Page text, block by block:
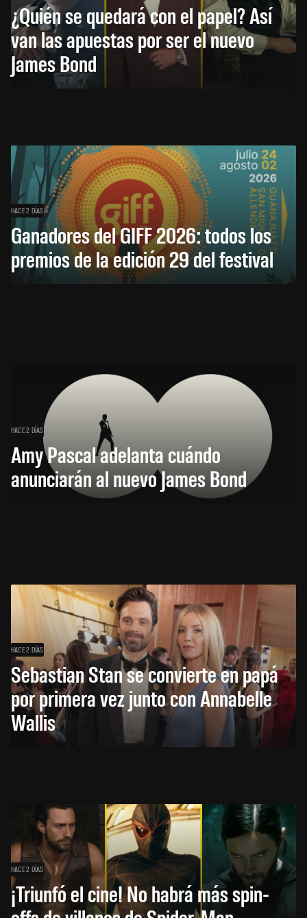
¿Quién se quedará con el papel? Así
van las apuestas por ser el nuevo
James Bond
HACE 2 DÍAS
Ganadores del GIFF 2026: todos los
premios de la edición 29 del festival
HACE 2 DÍAS
Amy Pascal adelanta cuándo
anunciarán al nuevo James Bond
HACE 2 DÍAS
Sebastian Stan se convierte en papá
por primera vez junto con Annabelle
Wallis
HACE 2 DÍAS
¡Triunfó el cine! No habrá más spin-